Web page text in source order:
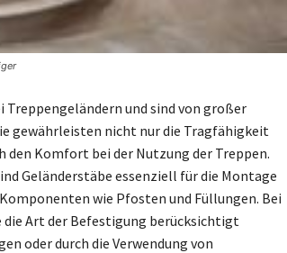
und sind von großer
gewährleisten nicht nur die Tragfähigkeit
den Komfort bei der Nutzung der Treppen.
Geländerstäbe essenziell für die Montage
wie Pfosten und Füllungen. Bei
Art der Befestigung berücksichtigt
oder durch die Verwendung von